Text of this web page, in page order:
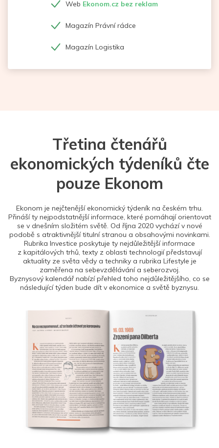
Web Ekonom.cz bez reklam
Magazín Právní rádce
Magazín Logistika
Třetina čtenářů
ekonomických týdeníků čte
pouze Ekonom
Ekonom je nejčtenější ekonomický týdeník na českém trhu.
Přináší ty nejpodstatnější informace, které pomáhají orientovat
se v dnešním složitém světě. Od října 2020 vychází v nové
podobě s atraktivnější titulní stranou a obsahovými novinkami.
Rubrika Investice poskytuje ty nejdůležitější informace
z kapitálových trhů, texty z oblasti technologií představují
aktuality ze světa vědy a techniky a rubrika Lifestyle je
zaměřena na sebevzdělávání a seberozvoj.
Byznysový kalendář nabízí přehled toho nejdůležitějšího, co se
následující týden bude dít v ekonomice a světě byznysu.